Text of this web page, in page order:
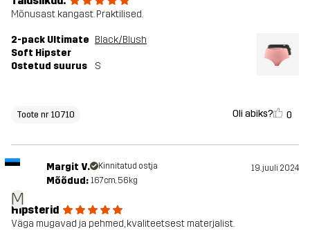
Mõnusast kangast. Praktilised.
2-pack Ultimate
Soft Hipster
Black/Blush
Ostetud suurus S
Toote nr 10710 Oli abiks? 0
M
Margit V. Kinnitatud ostja 19. juuli 2024
Mõõdud: 167cm, 56kg
Hipsterid
Väga mugavad ja pehmed, kvaliteetsest materjalist.